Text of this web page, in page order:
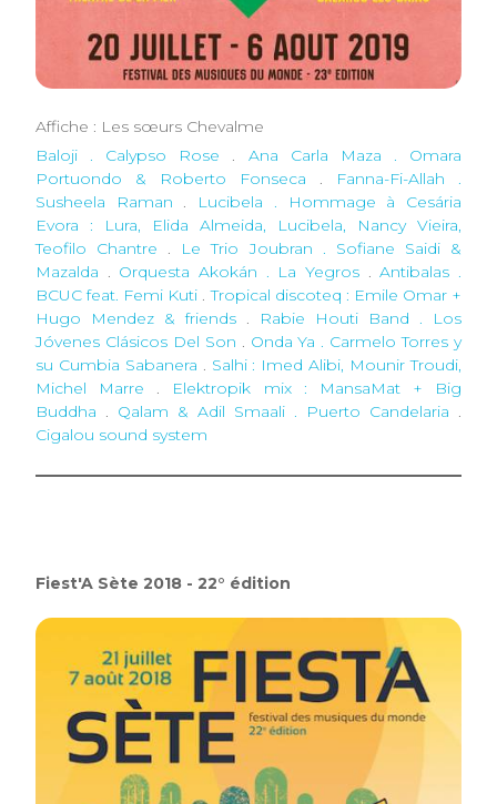
Affiche : Les sœurs Chevalme
Baloji . Calypso Rose . Ana Carla Maza . Omara
Portuondo & Roberto Fonseca .
Fanna-Fi-Allah .
Susheela Raman .
Lucibela . Hommage à Cesária
Evora : Lura, Elida Almeida, Lucibela, Nancy Vieira,
Teofilo Chantre . Le Trio Joubran . Sofiane Saidi &
Mazalda . Orquesta Akokán . La Yegros .Antibalas .
BCUC feat. Femi Kuti .Tropical discoteq : Emile Omar +
Hugo Mendez & friends .
Rabie Houti Band . Los
Jóvenes Clásicos Del Son . Onda Ya . Carmelo Torres y
su Cumbia Sabanera . Salhi : Imed Alibi, Mounir Troudi,
Michel Marre . Elektropik mix : MansaMat + Big
Buddha . Qalam & Adil Smaali . Puerto Candelaria .
Cigalou sound system
Fiest'A Sète 2018 - 22° édition